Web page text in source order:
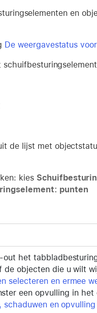
en
De weergavestatus
de lijst met
kies
punten
out het
de objecten die u wilt
selecteren en ermee
een opvulling in
en